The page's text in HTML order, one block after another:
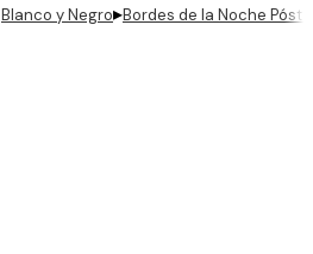
2026-
Blanco y Negro▸Bordes de la Noche